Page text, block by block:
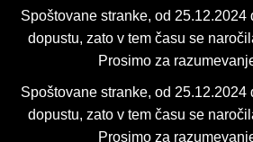
Spoštovane stranke, od 25.12.2024
dopustu, zato v tem času se
Prosimo za
Spoštovane stranke, od 25.12.2024
dopustu, zato v tem času se
Prosimo za